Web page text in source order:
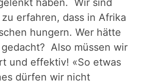
haben. Wir sind
erfahren, dass in Afrika
hungern. Wer hätte
Also müssen wir
und effektiv! «So etwas
dürfen wir nicht